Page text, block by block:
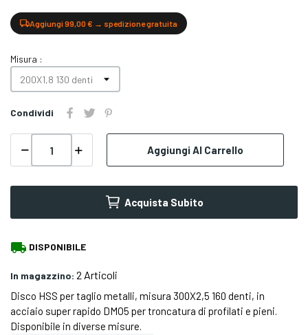
Aggiungi 99,00 € → spedizione gratuita
Misura :
Condividi
Aggiungi Al Carrello
Acquista Subito
local_shipping DISPONIBILE
In magazzino: 2 Articoli
Disco HSS per taglio metalli, misura 300X2,5 160 denti, in
acciaio super rapido DMO5 per troncatura di profilati e pieni.
Disponibile in diverse misure.